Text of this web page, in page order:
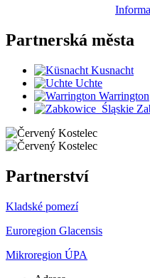
Partnerská města
Kusnacht
Uchte
Warrington
Partnerství
Kladské pomezí
Euroregion Glacensis
Mikroregion ÚPA